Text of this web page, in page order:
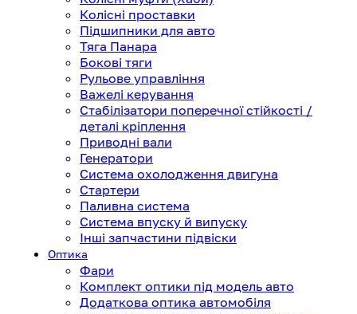
Колісні проставки
Підшипники для авто
Тяга Панара
Бокові тяги
Рульове управління
Важелі керування
Стабілізатори поперечної стійкості /
деталі кріплення
Приводні вали
Генератори
Система охолодження двигуна
Стартери
Паливна система
Система впуску й випуску
Інші запчастини підвіски
Оптика
Фари
Комплект оптики під модель авто
Додаткова оптика автомобіля